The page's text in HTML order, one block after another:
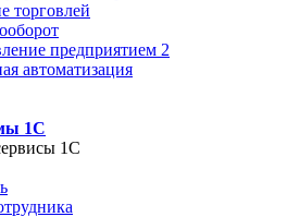
торговлей
предприятием 2
автоматизация
1С
1С